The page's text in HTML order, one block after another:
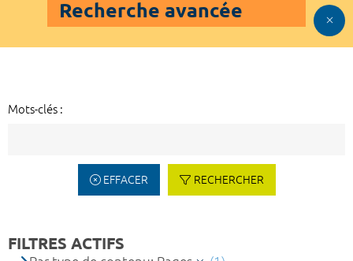
Recherche avancée
Mots-clés :
EFFACER RECHERCHER
FILTRES ACTIFS